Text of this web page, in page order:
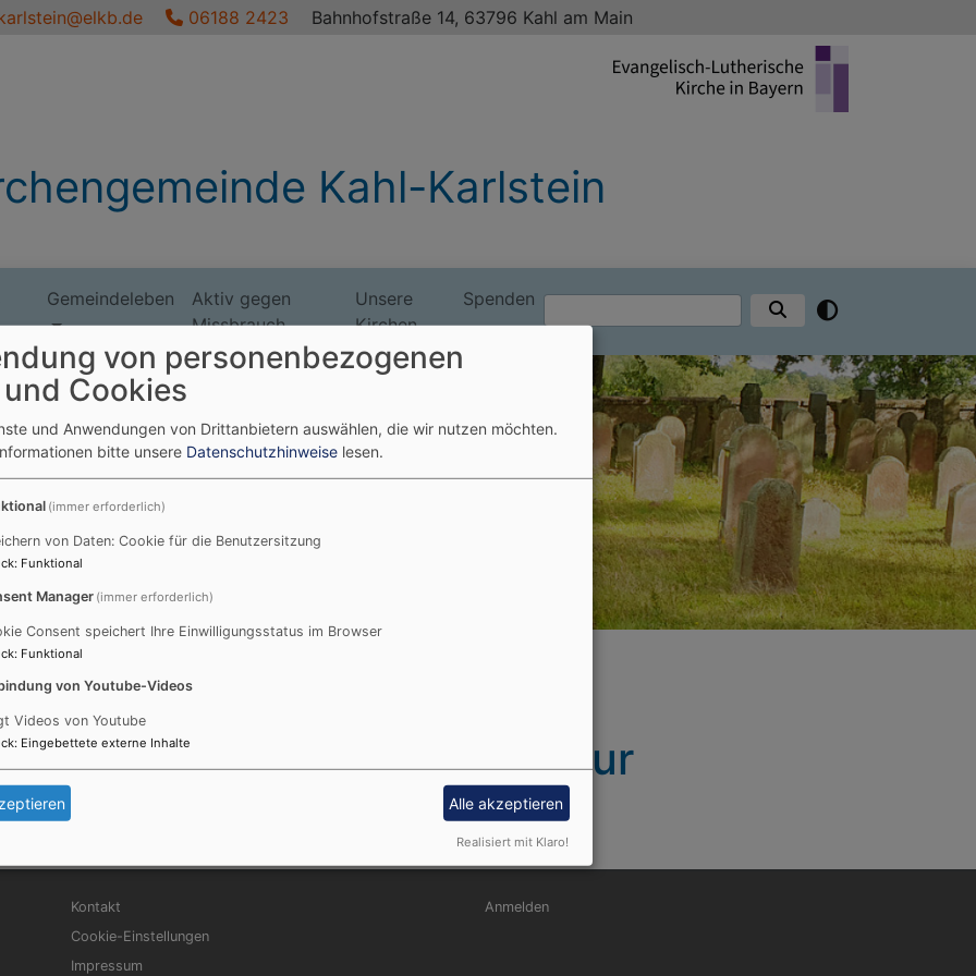
06188 2423 Bahnhofstraße 14, 63796 Kahl am Main
Kahl-Karlstein
Gemeindeleben
Aktiv gegen
Missbrauch
Unsere
Kirchen
SpendenSuche
und zur Synagoge in Großkrotzenburg
zum jüd. Friedhof und zur
Fußbereichsmenü
Kontakt
Cookie-Einstellungen
Impressum
Benutzermenü
Anmelden
von personenbezogenen
Cookies
und Anwendungen von Drittanbietern auswählen, die wir nutzen möchten.
bitte unsere Datenschutzhinweise lesen.
(immer erforderlich)
von Daten: Cookie für die Benutzersitzung
: Funktional
Manager (immer erforderlich)
Consent speichert Ihre Einwilligungsstatus im Browser
: Funktional
von Youtube-Videos
Videos von Youtube
: Eingebettete externe Inhalte
Alle akzeptieren
Realisiert mit Klaro!